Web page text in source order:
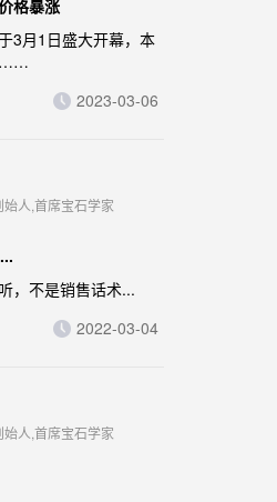
格暴涨
3月1日盛大开幕，本
……
2023-03-06
人,首席宝石学家
，不是销售话术...
2022-03-04
人,首席宝石学家